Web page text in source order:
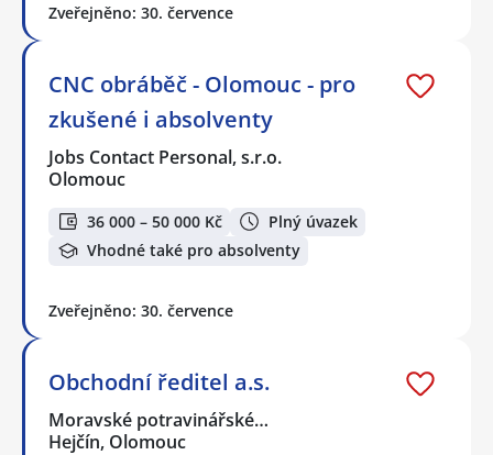
Zveřejněno: 30. července
CNC obráběč - Olomouc - pro
zkušené i absolventy
Jobs Contact Personal, s.r.o.
Olomouc
36 000 – 50 000 Kč
Plný úvazek
Vhodné také pro absolventy
Zveřejněno: 30. července
Obchodní ředitel a.s.
Moravské potravinářské…
Hejčín, Olomouc